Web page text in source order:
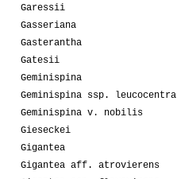
Garessii
Gasseriana
Gasterantha
Gatesii
Geminispina
Geminispina ssp. leucocentra
Geminispina v. nobilis
Gieseckei
Gigantea
Gigantea aff. atrovierens